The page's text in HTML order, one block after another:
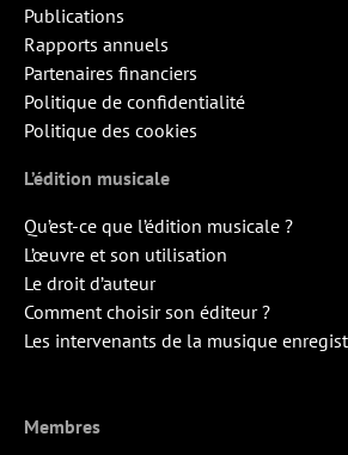
Publications
Rapports annuels
Partenaires financiers
Politique de confidentialité
Politique des cookies
L’édition musicale
Qu’est-ce que l’édition musicale ?
L’œuvre et son utilisation
Le droit d’auteur
Comment choisir son éditeur ?
Les intervenants de la musique
Membres